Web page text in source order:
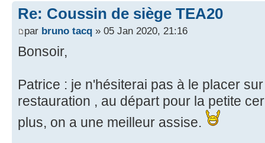
Re: Coussin de siège TEA20
par bruno tacq » 05 Jan 2020, 21:16
Bonsoir,
Patrice : je n'hésiterai pas à le placer
restauration , au départ pour la petite
plus, on a une meilleur assise.